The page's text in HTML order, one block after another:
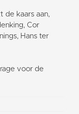
de kaars aan,
Cor
Hans ter
voor de